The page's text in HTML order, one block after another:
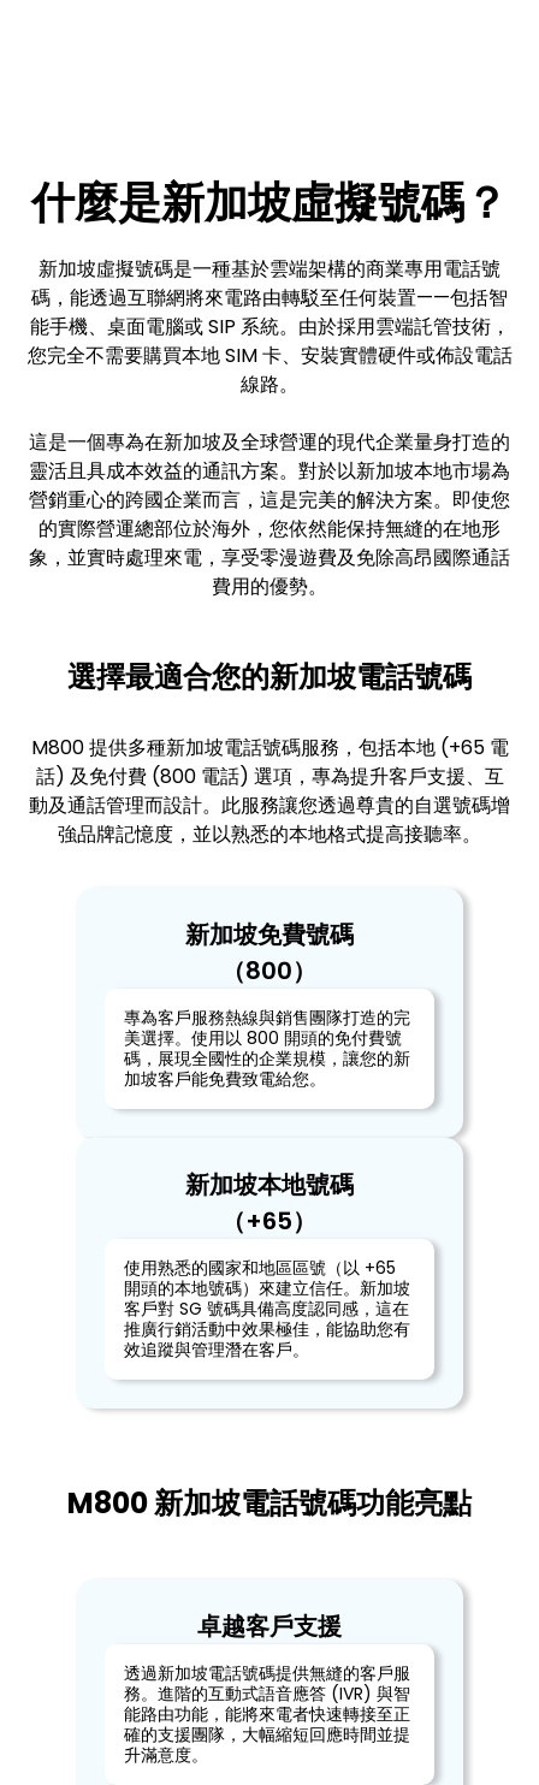
什麼是新加坡虛擬號碼？
新加坡虛擬號碼是一種基於雲端架構的商業專用電話號
碼，能透過互聯網將來電路由轉駁至任何裝置——包括智
能手機、桌面電腦或 SIP 系統。由於採用雲端託管技術，
您完全不需要購買本地 SIM 卡、安裝實體硬件或佈設電話
線路。
這是一個專為在新加坡及全球營運的現代企業量身打造的
靈活且具成本效益的通訊方案。對於以新加坡本地市場為
營銷重心的跨國企業而言，這是完美的解決方案。即使您
的實際營運總部位於海外，您依然能保持無縫的在地形
象，並實時處理來電，享受零漫遊費及免除高昂國際通話
費用的優勢。
選擇最適合您的新加坡電話號碼
M800 提供多種新加坡電話號碼服務，包括本地 (+65 電
話) 及免付費 (800 電話) 選項，專為提升客戶支援、互
動及通話管理而設計。此服務讓您透過尊貴的自選號碼增
強品牌記憶度，並以熟悉的本地格式提高接聽率。
新加坡免費號碼
‍（800）
專為客戶服務熱線與銷售團隊打造的完
美選擇。使用以 800 開頭的免付費號
碼，展現全國性的企業規模，讓您的新
加坡客戶能免費致電給您。
新加坡本地號碼
‍（+65）
使用熟悉的國家和地區區號（以 +65
開頭的本地號碼）來建立信任。新加坡
客戶對 SG 號碼具備高度認同感，這在
推廣行銷活動中效果極佳，能協助您有
效追蹤與管理潛在客戶。
M800 新加坡電話號碼功能亮點
卓越客戶支援
透過新加坡電話號碼提供無縫的客戶服
務。進階的互動式語音應答 (IVR) 與智
能路由功能，能將來電者快速轉接至正
確的支援團隊，大幅縮短回應時間並提
升滿意度。